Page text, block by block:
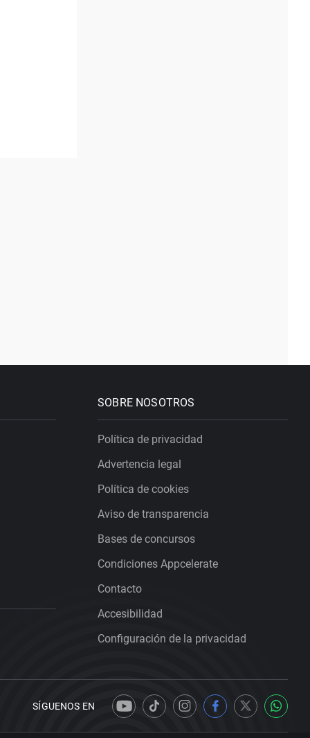
SOBRE NOSOTROS
Política de privacidad
Advertencia legal
Política de cookies
Aviso de transparencia
Bases de concursos
Condiciones Appcelerate
Contacto
Accesibilidad
Configuración de la privacidad
SÍGUENOS EN